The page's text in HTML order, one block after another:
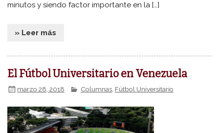
minutos y siendo factor importante en la […]
» Leer más
El Fútbol Universitario en Venezuela
marzo 28, 2018 Columnas Fútbol Universitario